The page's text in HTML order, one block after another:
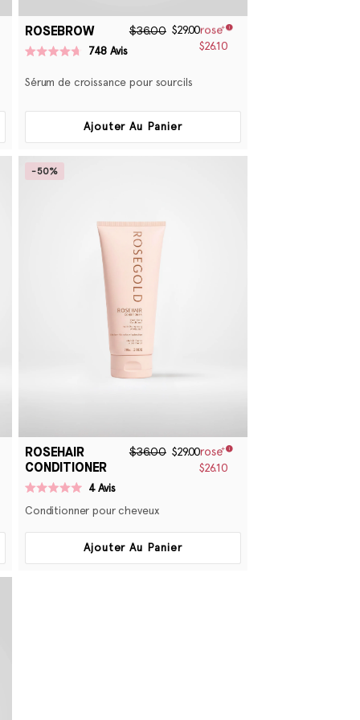
ROSEBROW
sur
748 Avis
$36.00 $29.00
$26.10
Sérum de croissance pour sourcils
Ajouter Au Panier
-50%
ROSEHAIR
CONDITIONER
5.0
5
4Avis
$36.00 $29.00
$26.10
Conditionner pour cheveux
Ajouter Au Panier